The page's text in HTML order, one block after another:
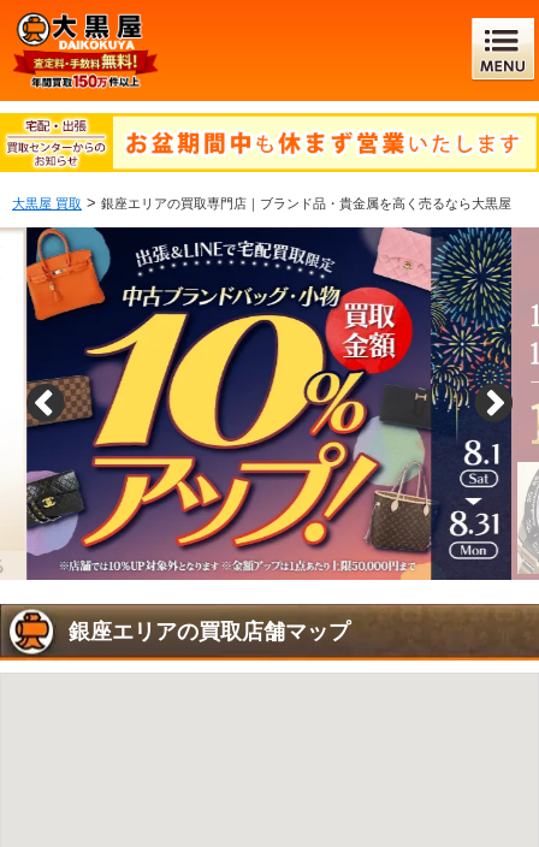
大黒屋 買取 > 銀座エリアの買取専門店｜ブランド品・貴金属を高く売るなら大黒屋
銀座エリアの買取店舗マップ